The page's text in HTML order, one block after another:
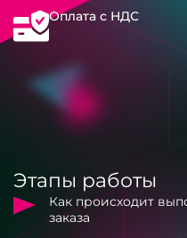
Оплата с НДС
Этапы работы
Как происходит
заказа